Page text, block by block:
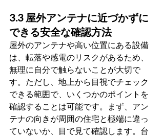
3.3 屋外アンテナに近づかずに
できる安全な確認方法
屋外のアンテナや高い位置にある設備
は、転落や感電のリスクがあるため、
無理に自分で触らないことが大切で
す。ただし、地上から目視でチェック
できる範囲で、いくつかのポイントを
確認することは可能です。まず、アン
テナの向きが周囲の住宅と極端に違っ
ていないか、目で見て確認します。台